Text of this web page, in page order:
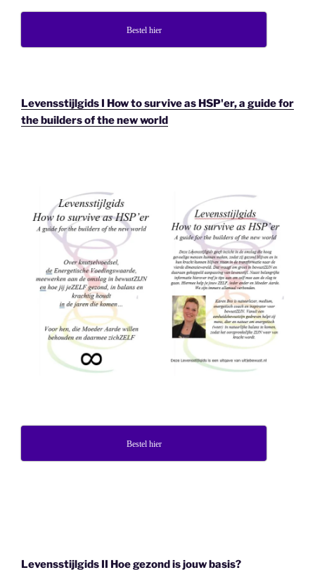
Bestel hier
Levensstijlgids I How to survive as HSP'er, a guide for
the builders of the new world
Bestel hier
Levensstijlgids II Hoe gezond is jouw basis?